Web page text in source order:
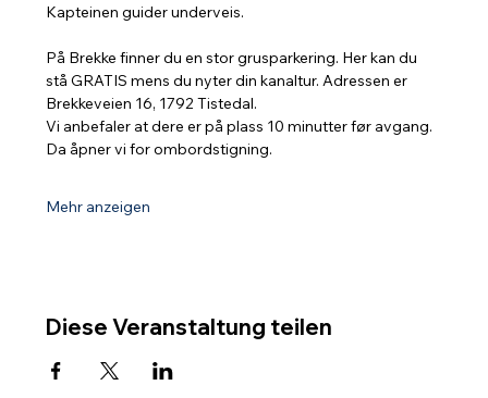
Kapteinen guider underveis.
På Brekke finner du en stor grusparkering. Her kan du
stå GRATIS mens du nyter din kanaltur. Adressen er
Brekkeveien 16, 1792 Tistedal.
Vi anbefaler at dere er på plass 10 minutter før avgang.
Da åpner vi for ombordstigning.
Mehr anzeigen
Diese Veranstaltung teilen